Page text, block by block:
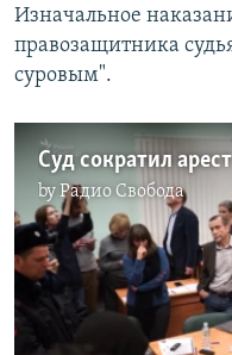
Изначальное
правозащитника
суровым".
byРадио Свобода
No media